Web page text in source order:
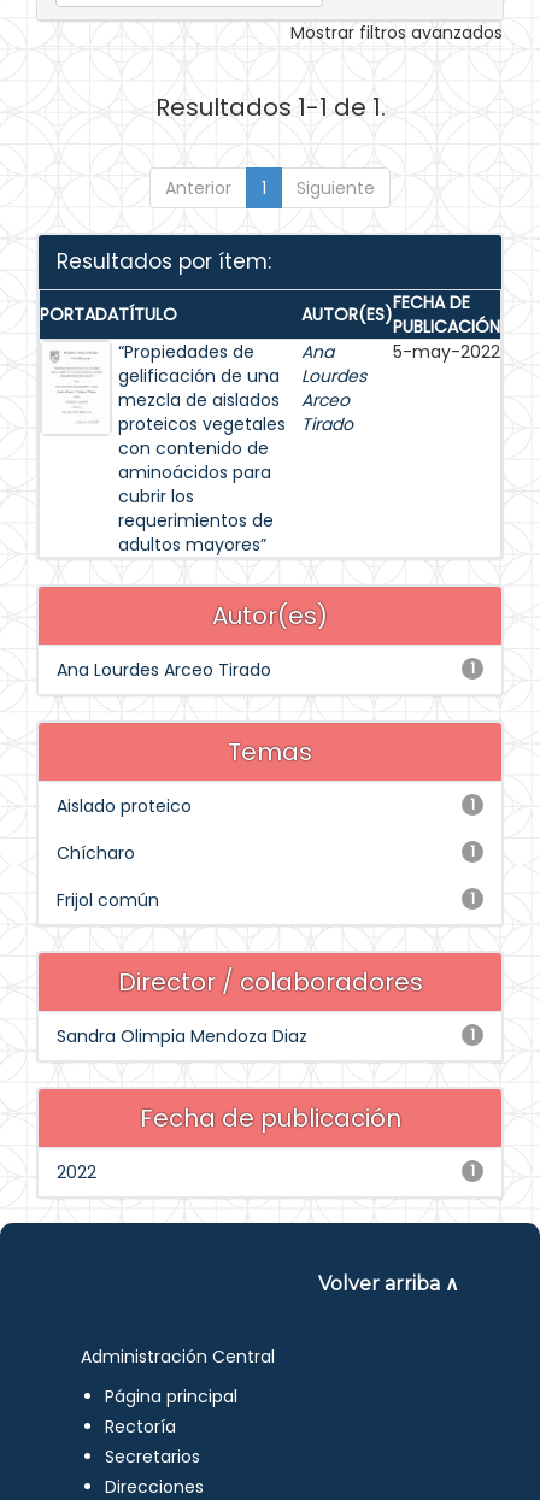
Mostrar filtros avanzados
Resultados 1-1 de 1.
Anterior 1 Siguiente
Resultados por ítem:
PORTADATÍTULO AUTOR(ES)FECHA DE
PUBLICACIÓN
“Propiedades de
gelificación de una
mezcla de aislados
proteicos vegetales
con contenido de
aminoácidos para
cubrir los
requerimientos de
adultos mayores”
Ana
Lourdes
Arceo
Tirado
5-may-2022
Autor(es)
1
Ana Lourdes Arceo Tirado
Temas
1
Aislado proteico
1
Chícharo
1
Frijol común
Director / colaboradores
1
Sandra Olimpia Mendoza Diaz
Fecha de publicación
1
2022
Volver arriba ∧
Administración Central
Página principal
Rectoría
Secretarios
Direcciones